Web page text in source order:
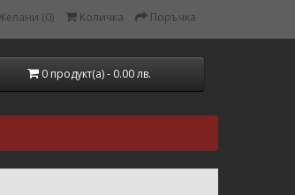
(0) Количка Поръчка
0 продукт(а) - 0.00 лв.